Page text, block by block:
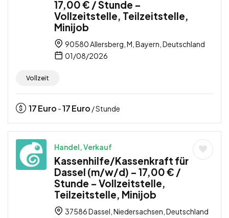
17,00 € / Stunde –
Vollzeitstelle, Teilzeitstelle,
Minijob
90580 Allersberg, M, Bayern, Deutschland
01/08/2026
Vollzeit
17Euro -17Euro / Stunde
Handel, Verkauf
Kassenhilfe/Kassenkraft für
Dassel (m/w/d) – 17,00 € /
Stunde – Vollzeitstelle,
Teilzeitstelle, Minijob
37586 Dassel, Niedersachsen, Deutschland